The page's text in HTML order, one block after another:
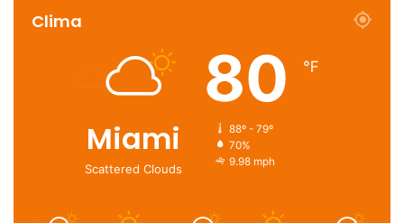
Clima
Miami
Scattered Clouds
80 ℉
88º - 79º
70%
9.98 mph